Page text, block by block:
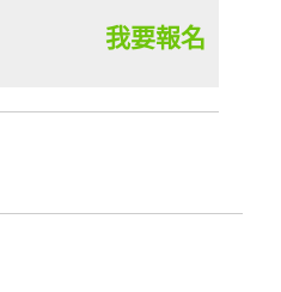
我要報名